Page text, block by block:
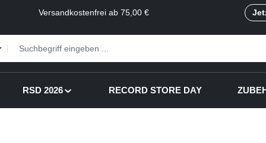
Versandkostenfrei ab 75,00 €
RSD 2026 RECORD STORE DAY